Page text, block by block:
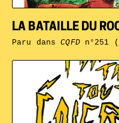
LA BATAILLE DU
Paru dansCQFDn°251